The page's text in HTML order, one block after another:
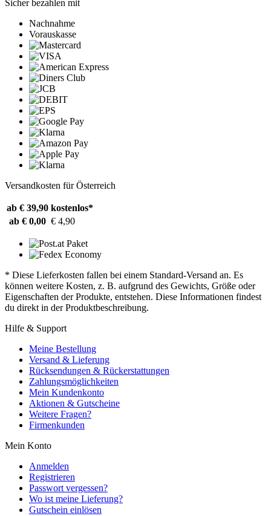
Sicher bezahlen mit
Nachnahme
Vorauskasse
Versandkosten für Österreich
ab € 39,90 kostenlos*
ab € 0,00 € 4,90
* Diese Lieferkosten fallen bei einem Standard-Versand an. Es
können weitere Kosten, z. B. aufgrund des Gewichts, Größe oder
Eigenschaften der Produkte, entstehen. Diese Informationen findest
du direkt in der Produktbeschreibung.
Hilfe & Support
Meine Bestellung
Versand & Lieferung
Rücksendungen & Rückerstattungen
Zahlungsmöglichkeiten
Mein Kundenkonto
Aktionen & Gutscheine
Weitere Fragen?
Firmenkunden
Mein Konto
Anmelden
Registrieren
Passwort vergessen?
Wo ist meine Lieferung?
Gutschein einlösen